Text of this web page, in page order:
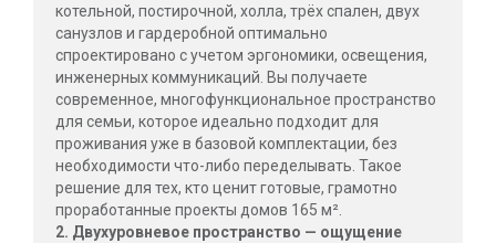
котельной, постирочной, холла, трёх спален, двух
санузлов и гардеробной оптимально
спроектировано с учетом эргономики, освещения,
инженерных коммуникаций. Вы получаете
современное, многофункциональное пространство
для семьи, которое идеально подходит для
проживания уже в базовой комплектации, без
необходимости что-либо переделывать. Такое
решение для тех, кто ценит готовые, грамотно
проработанные проекты домов 165 м².
2. Двухуровневое пространство — ощущение